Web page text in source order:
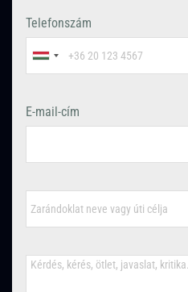
Telefonszám
E-mail-cím